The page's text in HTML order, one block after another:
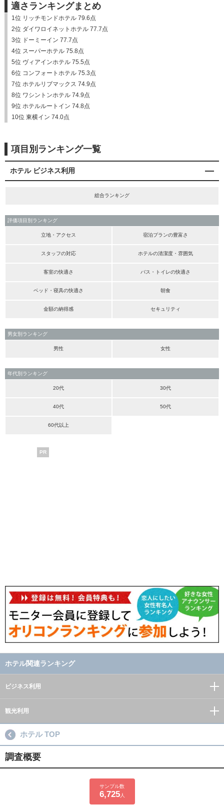
適さランキングまとめ
1位 リッチモンドホテル 79.6点
2位 ダイワロイネットホテル 77.7点
3位 ドーミーイン 77.7点
4位 スーパーホテル 75.8点
5位 ヴィアインホテル 75.5点
6位 コンフォートホテル 75.3点
7位 ホテルリブマックス 74.9点
8位 ワシントンホテル 74.9点
9位 ホテルルートイン 74.8点
10位 東横イン 74.0点
項目別ランキング一覧
ホテル ビジネス利用
総合ランキング
評価項目別ランキング
立地・アクセス 宿泊プランの豊富さ
スタッフの対応 ホテルの清潔度・雰囲気
客室の快適さ バス・トイレの快適さ
ベッド・寝具の快適さ 朝食
金額の納得感 セキュリティ
男女別ランキング
男性 女性
年代別ランキング
20代 30代
40代 50代
60代以上
PR
ホテル関連ランキング
ビジネス利用
観光利用
ホテル TOP
調査概要
サンプル数
6,725人